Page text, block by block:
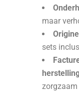
maar
sets